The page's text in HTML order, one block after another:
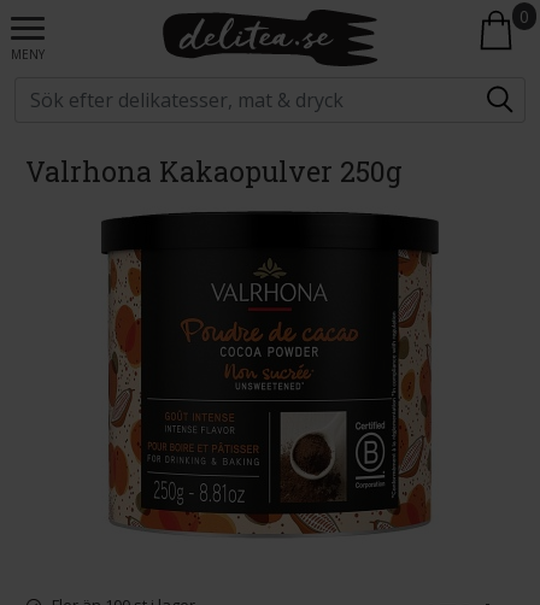
MENY
0
Valrhona Kakaopulver 250g